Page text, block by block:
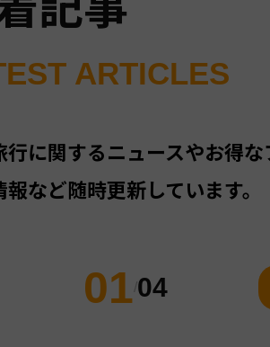
ARTICLES
行に関するニュースやお得な
報など随時更新しています。
0104